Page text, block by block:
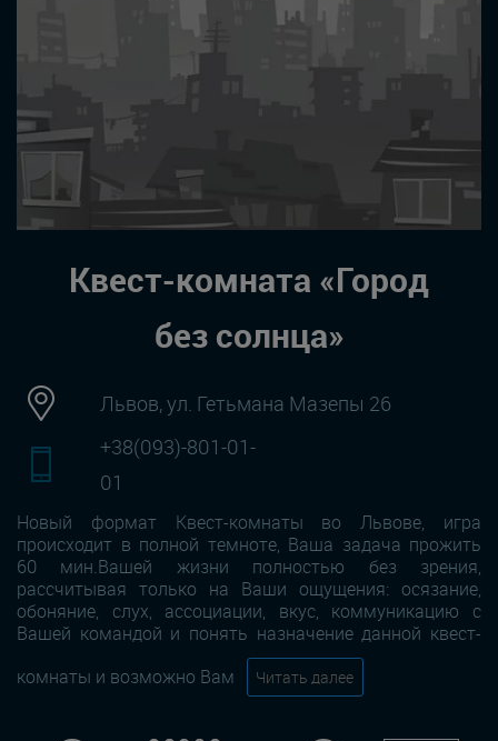
Квест-комната «Город
без солнца»
Львов, ул. Гетьмана Мазепы 26
+38(093)-801-01-
01
Новый формат Квест-комнаты во Львове, игра
происходит в полной темноте, Ваша задача прожить
60 мин.Вашей жизни полностью без зрения,
рассчитывая только на Ваши ощущения: осязание,
обоняние, слух, ассоциации, вкус, коммуникацию с
Вашей командой и понять назначение данной квест-
комнаты и возможно Вам
Читать далее